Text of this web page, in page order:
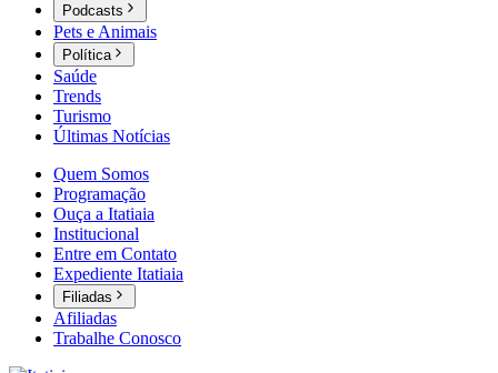
Podcasts
Pets e Animais
Política
Saúde
Trends
Turismo
Últimas Notícias
Quem Somos
Programação
Ouça a Itatiaia
Institucional
Entre em Contato
Expediente Itatiaia
Filiadas
Afiliadas
Trabalhe Conosco